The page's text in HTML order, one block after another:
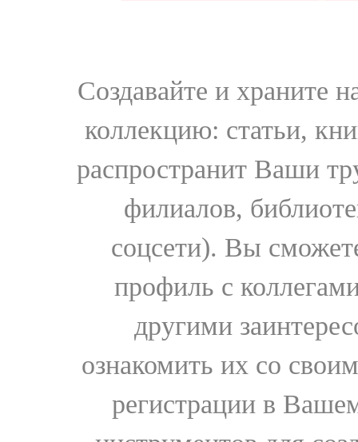
Создавайте и храните
коллекцию: статьи,
распространит Ваши
филиалов,
соцсети). Вы
профиль с
другими
ознакомить их со
регистрации в